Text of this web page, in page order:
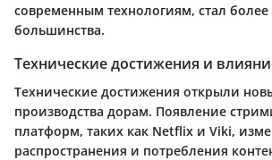
современным технологиям, стал более
большинства.
Технические достижения и
Технические достижения открыли
производства дорам. Появление
платформ, таких как Netflix и Viki,
распространения и потребления